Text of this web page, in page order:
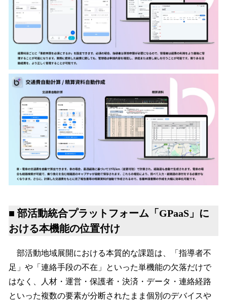
■ 部活動統合プラットフォーム「GPaaS」に
おける本機能の位置付け
部活動地域展開における本質的な課題は、「指導者不
足」や「連絡手段の不在」といった単機能の欠落だけで
はなく、人材・運営・保護者・決済・データ・連絡経路
といった複数の要素が分断されたまま個別のデバイスや